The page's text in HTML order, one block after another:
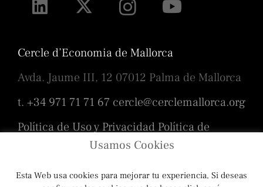
Cercle d’Economia de Mallorca
Avda. Jaume III, 12 07012 Palma de Mallorca
t. +34 971 71 71 67 cercle@cerclemallorca.org
Política de Uso y Privacidad Política de
Usamos Cookies
Esta Web usa cookies para mejorar tu experiencia, Si deseas